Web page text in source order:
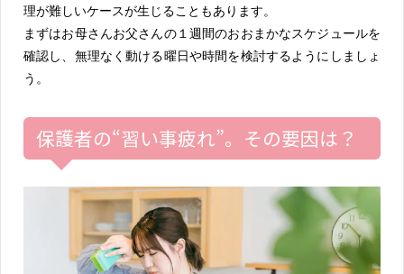
理が難しいケースが生じることもあります。
まずはお母さんお父さんの１週間のおおまかなスケジュールを
確認し、無理なく動ける曜日や時間を検討するようにしましょ
う。
保護者の“習い事疲れ”。その要因は？